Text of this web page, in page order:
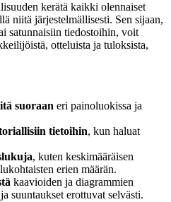
kerätä kaikki olennaiset
niitä järjestelmällisesti. Sen sijaan,
satunnaisiin tiedostoihin, voit
otteluista ja tuloksista,
suoraan eri painoluokissa ja
tietoihin, kun haluat
, kuten keskimääräisen
erien määrän.
kaavioiden ja diagrammien
suuntaukset erottuvat selvästi.